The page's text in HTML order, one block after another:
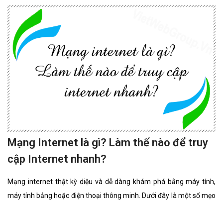
Mạng Internet là gì? Làm thế nào để truy
cập Internet nhanh?
Mạng internet thật kỳ diệu và dễ dàng khám phá bằng máy tính,
máy tính bảng hoặc điện thoại thông minh. Dưới đây là một số mẹo